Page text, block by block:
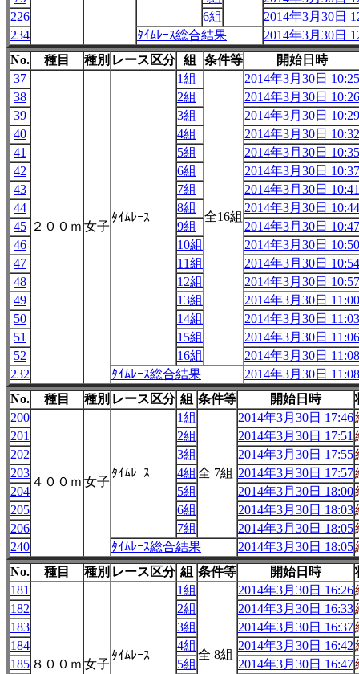
226
6組
2014年3月30日
234
ﾀｲﾑﾚｰｽ総合結果
2014年3月30日
No.
種目 種別 レース区分 組 条件等
開始日時
37
２００ｍ 女子
ﾀｲﾑﾚｰｽ
1組
全16組
2014年3月30日 10:25
38
2組
2014年3月30日 10:26
39
3組
2014年3月30日 10:29
40
4組
2014年3月30日 10:32
41
5組
2014年3月30日 10:35
42
6組
2014年3月30日 10:37
43
7組
2014年3月30日 10:41
44
8組
2014年3月30日 10:44
45
9組
2014年3月30日 10:47
46
10組
2014年3月30日 10:50
47
11組
2014年3月30日 10:54
48
12組
2014年3月30日 10:57
49
13組
2014年3月30日 11:00
50
14組
2014年3月30日 11:03
51
15組
2014年3月30日 11:06
52
16組
2014年3月30日 11:08
232
ﾀｲﾑﾚｰｽ総合結果
2014年3月30日 11:08
No.
種目 種別 レース区分 組 条件等 開始日時
200
４００ｍ 女子
ﾀｲﾑﾚｰｽ
1組
全 7組
2014年3月30日 17:46
201
2組 2014年3月30日 17:51
202
3組 2014年3月30日 17:55
203
4組 2014年3月30日 17:57
204
5組 2014年3月30日 18:00
205
6組 2014年3月30日 18:03
206
7組 2014年3月30日 18:05
240
ﾀｲﾑﾚｰｽ総合結果 2014年3月30日 18:05
No.
種目 種別 レース区分 組 条件等 開始日時
181
８００ｍ 女子
ﾀｲﾑﾚｰｽ
1組
全 8組
2014年3月30日 16:26
182
2組 2014年3月30日 16:33
183
3組 2014年3月30日 16:37
184
4組 2014年3月30日 16:42
185
5組 2014年3月30日 16:47